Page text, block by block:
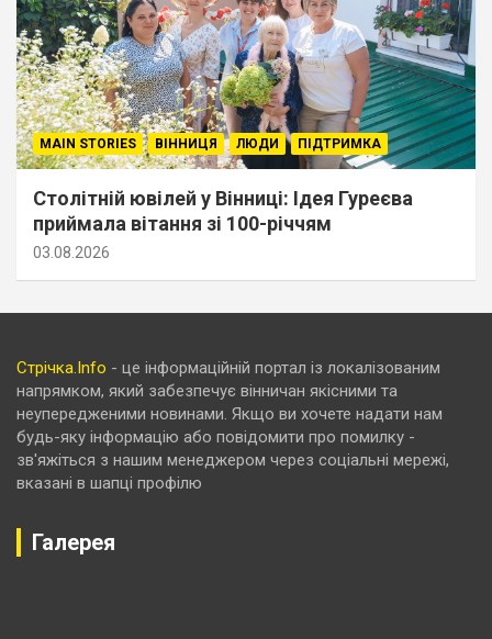
MAIN STORIES ВІННИЦЯ ЛЮДИ ПІДТРИМКА
Столітній ювілей у Вінниці: Ідея Гуреєва
приймала вітання зі 100-річчям
03.08.2026
Стрічка.Info - це інформаційній портал із локалізованим
напрямком, який забезпечує вінничан якісними та
неупередженими новинами. Якщо ви хочете надати нам
будь-яку інформацію або повідомити про помилку -
зв'яжіться з нашим менеджером через соціальні мережі,
вказані в шапці профілю
Галерея